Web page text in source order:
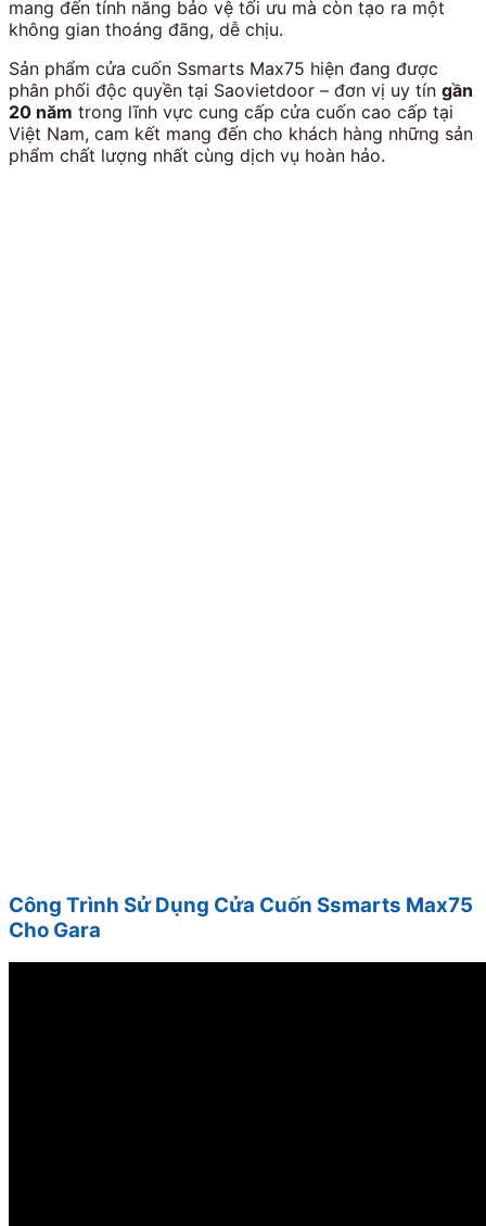
mang đến tính năng bảo vệ tối ưu mà còn tạo ra một
không gian thoáng đãng, dễ chịu.
Sản phẩm cửa cuốn Ssmarts Max75 hiện đang được
phân phối độc quyền tại Saovietdoor – đơn vị uy tín gần
20 năm trong lĩnh vực cung cấp cửa cuốn cao cấp tại
Việt Nam, cam kết mang đến cho khách hàng những sản
phẩm chất lượng nhất cùng dịch vụ hoàn hảo.
Công Trình Sử Dụng Cửa Cuốn Ssmarts Max75
Cho Gara